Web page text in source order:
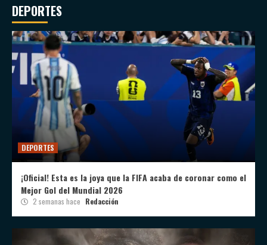
DEPORTES
DEPORTES
¡Oficial! Esta es la joya que la FIFA acaba de coronar como el
Mejor Gol del Mundial 2026
2 semanas hace Redacción